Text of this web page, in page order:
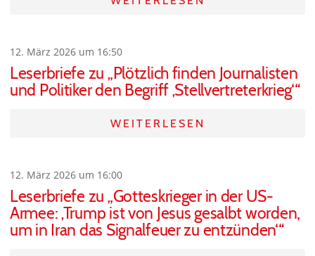
12. März 2026 um 16:50
Leserbriefe zu „Plötzlich finden Journalisten
und Politiker den Begriff ‚Stellvertreterkrieg‘“
WEITERLESEN
12. März 2026 um 16:00
Leserbriefe zu „Gotteskrieger in der US-
Armee: ‚Trump ist von Jesus gesalbt worden,
um in Iran das Signalfeuer zu entzünden‘“